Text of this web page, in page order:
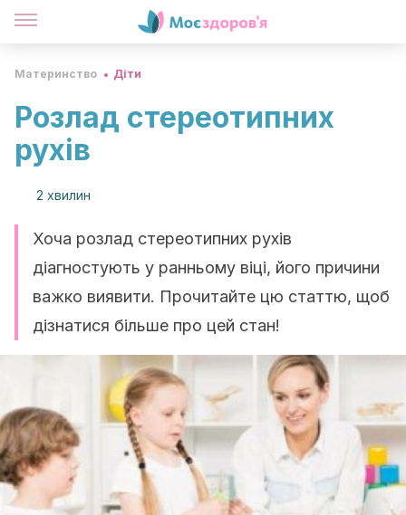
Материнство Діти
Розлад стереотипних
рухів
2 хвилин
Хоча розлад стереотипних рухів
діагностують у ранньому віці, його причини
важко виявити. Прочитайте цю статтю, щоб
дізнатися більше про цей стан!